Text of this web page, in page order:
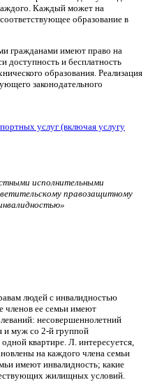
Каждый может на
образование в
гражданами имеют право на
доступность и бесплатность
образования. Реализация
законодательного
услуг (включая услугу
исполнительными
правозащитному
людей с инвалидностью
членов ее семьи имеют
несовершеннолетний
и муж со 2-й группой
квартире. Л. интересуется,
на каждого члена семьи
имеют инвалидность; какие
жилищных условий.